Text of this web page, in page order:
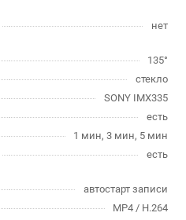
нет
135°
стекло
SONY IMX335
есть
1 мин, 3 мин, 5 мин
есть
автостарт записи
MP4 / H.264